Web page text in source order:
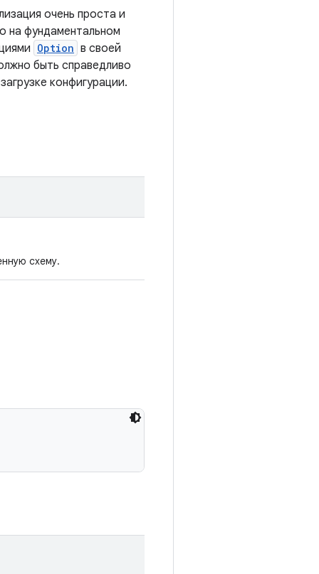
очень проста и
на фундаментальном
Option в своей
быть справедливо
конфигурации.
схему.